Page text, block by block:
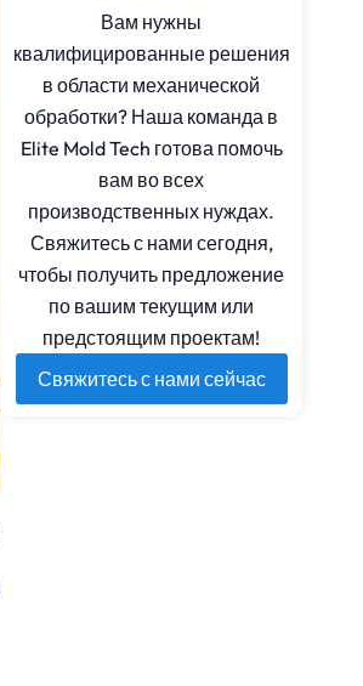
Вам нужны
квалифицированные решения
в области механической
обработки? Наша команда в
Elite Mold Tech готова помочь
вам во всех
производственных нуждах.
Свяжитесь с нами сегодня,
чтобы получить предложение
по вашим текущим или
предстоящим проектам!
Свяжитесь с нами сейчас